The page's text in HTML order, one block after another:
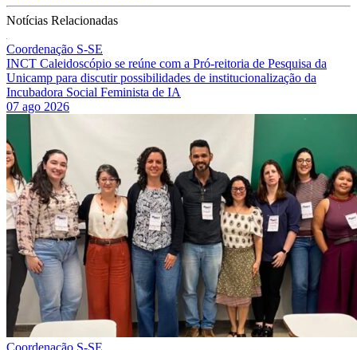
Notícias Relacionadas
Coordenação S-SE
INCT Caleidoscópio se reúne com a Pró-reitoria de Pesquisa da
Unicamp para discutir possibilidades de institucionalização da
Incubadora Social Feminista de IA
07 ago 2026